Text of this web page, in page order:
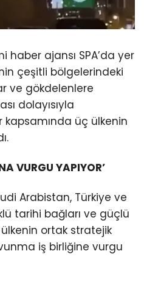
haber ajansı SPA’da yer
çeşitli bölgelerindeki
ve gökdelenlere
dolayısıyla
üç ülkenin
VURGU YAPIYOR’
Arabistan, Türkiye ve
tarihi bağları ve güçlü
ortak stratejik
iş birliğine vurgu